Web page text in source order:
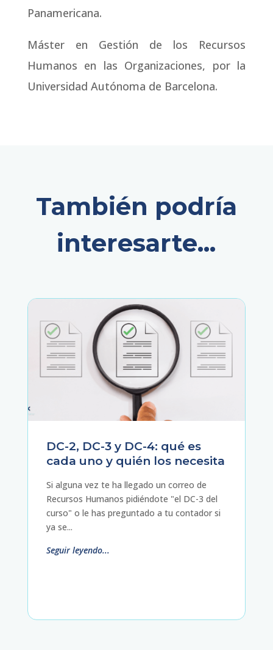
Panamericana.
Máster en Gestión de los Recursos
Humanos en las Organizaciones, por la
Universidad Autónoma de Barcelona.
También podría
interesarte...
DC-2, DC-3 y DC-4: qué es
cada uno y quién los necesita
Si alguna vez te ha llegado un correo de
Recursos Humanos pidiéndote "el DC-3 del
curso" o le has preguntado a tu contador si
ya se...
Seguir leyendo...